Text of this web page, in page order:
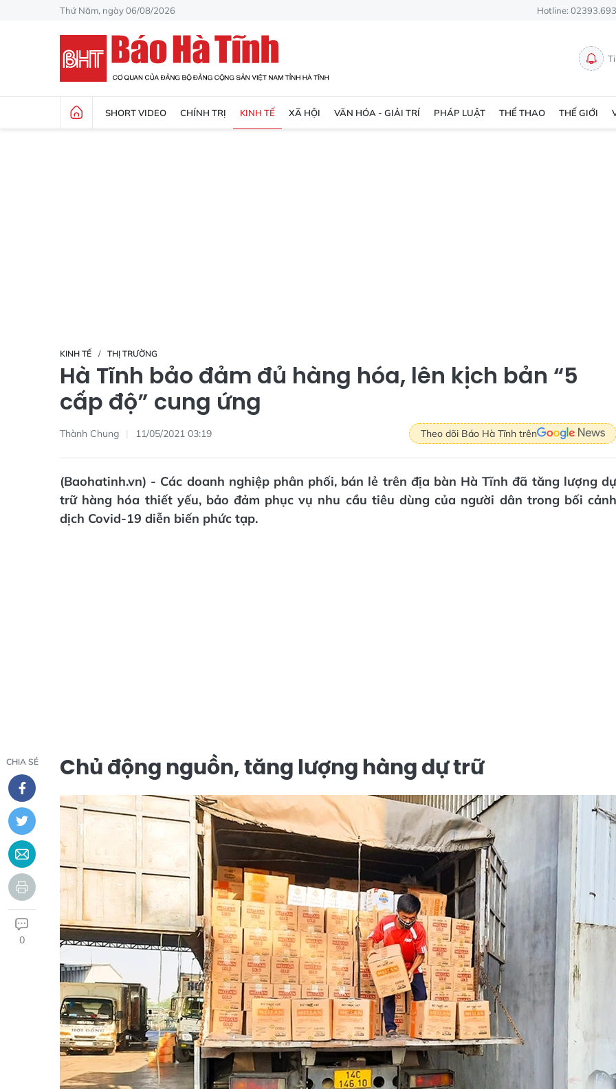
Thứ Năm, ngày 06/08/2026 Hotline:
SHORT VIDEO CHÍNH TRỊ KINH TẾ XÃ HỘI VĂN HÓA - GIẢI TRÍ PHÁP LUẬT THỂ THAO THẾ GIỚI
KINH TẾ THỊ TRƯỜNG
Hà Tĩnh bảo đảm đủ hàng hóa, lên kịch bản “5
cấp độ” cung ứng
Thành Chung 11/05/2021 03:19 Theo dõi Báo Hà Tĩnh trên
(Baohatinh.vn) - Các doanh nghiệp phân phối, bán lẻ trên địa bàn Hà Tĩnh đã tăng lượng dự
trữ hàng hóa thiết yếu, bảo đảm phục vụ nhu cầu tiêu dùng của người dân trong bối cảnh
dịch Covid-19 diễn biến phức tạp.
CHIA SẺ
0
Chủ động nguồn, tăng lượng hàng dự trữ